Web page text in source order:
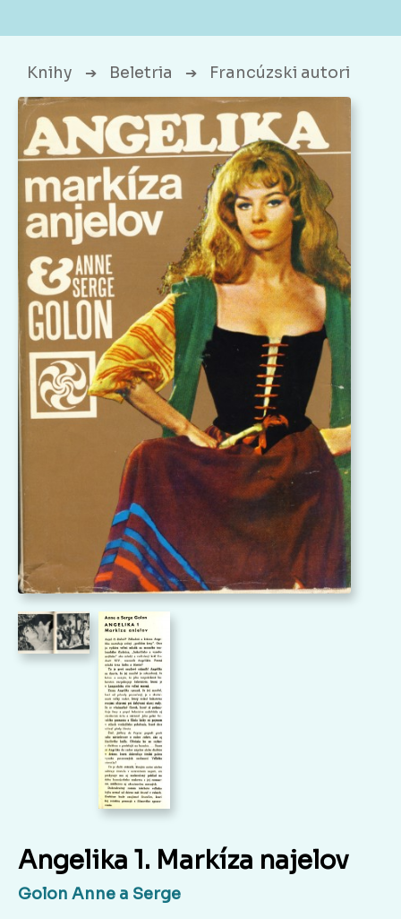
Knihy ➔ Beletria ➔ Francúzski autori
Angelika 1. Markíza najelov
Golon Anne a Serge